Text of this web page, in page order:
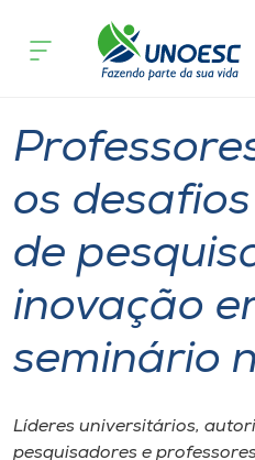
Cursos
Atendimento ao
Portal de Ensino
acontece
os
de
inovação
seminário
Líderes universitários,
pesquisadores e